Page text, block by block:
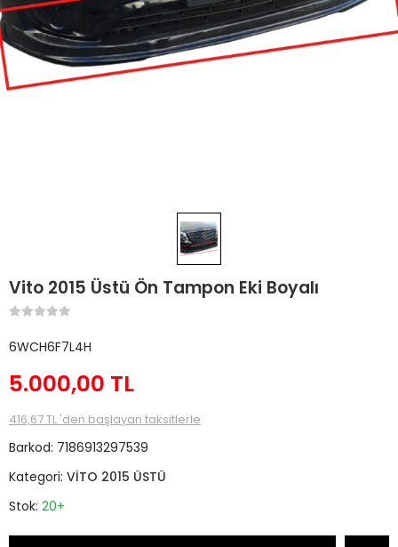
Vito 2015 Üstü Ön Tampon Eki Boyalı
6WCH6F7L4H
5.000,00 TL
416,67 TL 'den başlayan taksitlerle
Barkod: 7186913297539
Kategori: VİTO 2015 ÜSTÜ
Stok: 20+